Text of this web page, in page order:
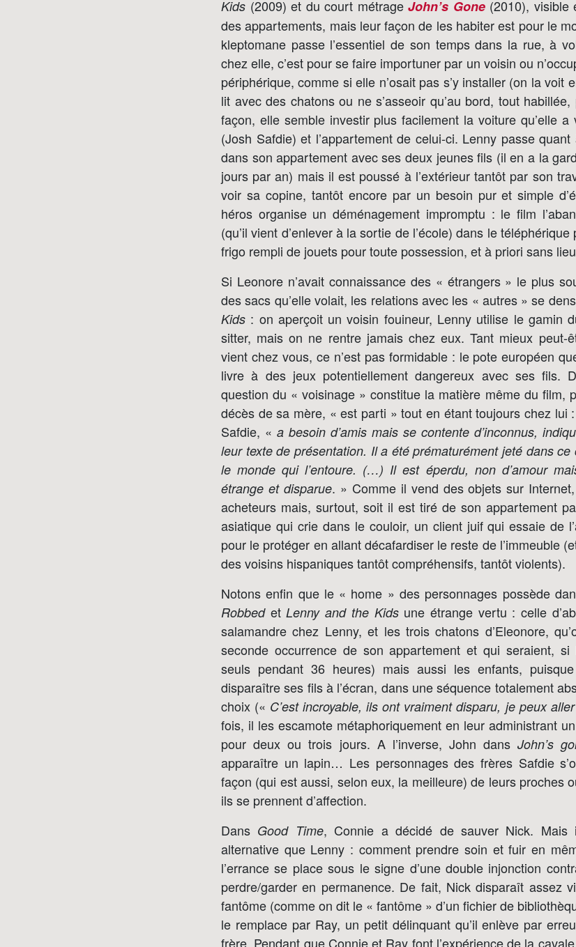
Kids (2009) et du court métrageJohn’s Gone(2010), visible
des appartements, mais leur façon de les habiter est pour le
kleptomane passe l’essentiel de son temps dans la rue, à
chez elle, c’est pour se faire importuner par un voisin ou
périphérique, comme si elle n’osait pas s’y installer (on la voit
lit avec des chatons ou ne s’asseoir qu’au bord, tout
façon, elle semble investir plus facilement la voiture qu’elle
(Josh Safdie) et l’appartement de celui-ci. Lenny passe
dans son appartement avec ses deux jeunes fils (il en a la
jours par an) mais il est poussé à l’extérieur tantôt par son
voir sa copine, tantôt encore par un besoin pur et simple
héros organise un déménagement impromptu : le film
(qu’il vient d’enlever à la sortie de l’école) dans le
frigo rempli de jouets pour toute possession, et à priori sans
Si Leonore n’avait connaissance des « étrangers » le plus
des sacs qu’elle volait, les relations avec les « autres » se
Kids : on aperçoit un voisin fouineur, Lenny utilise le gamin
sitter, mais on ne rentre jamais chez eux. Tant mieux peut-
vient chez vous, ce n’est pas formidable : le pote européen
livre à des jeux potentiellement dangereux avec ses fils.
question du « voisinage » constitue la matière même du film,
décès de sa mère, « est parti » tout en étant toujours chez lui
Safdie, « a besoin d’amis mais se contente d’inconnus,
leur texte de présentation. Il a été prématurément jeté dans ce
le monde qui l’entoure. (…) Il est éperdu, non d’amour
étrange et disparue. » Comme il vend des objets sur
acheteurs mais, surtout, soit il est tiré de son appartement
asiatique qui crie dans le couloir, un client juif qui essaie de
pour le protéger en allant décafardiser le reste de l’immeuble
des voisins hispaniques tantôt compréhensifs, tantôt violents).
Notons enfin que le « home » des personnages possède
RobbedetLenny and the Kidsune étrange vertu : celle
salamandre chez Lenny, et les trois chatons d’Eleonore,
seconde occurrence de son appartement et qui seraient, si
seuls pendant 36 heures) mais aussi les enfants,
disparaître ses fils à l’écran, dans une séquence totalement
choix (« C’est incroyable, ils ont vraiment disparu, je peux
fois, il les escamote métaphoriquement en leur administrant
pour deux ou trois jours. A l’inverse, John dansJohn’s
apparaître un lapin… Les personnages des frères Safdie
façon (qui est aussi, selon eux, la meilleure) de leurs proches
ils se prennent d’affection.
Dans Good Time, Connie a décidé de sauver Nick.
alternative que Lenny : comment prendre soin et fuir en
l’errance se place sous le signe d’une double injonction
perdre/garder en permanence. De fait, Nick disparaît assez
fantôme (comme on dit le « fantôme » d’un fichier de
le remplace par Ray, un petit délinquant qu’il enlève par
frère. Pendant que Connie et Ray font l’expérience de la